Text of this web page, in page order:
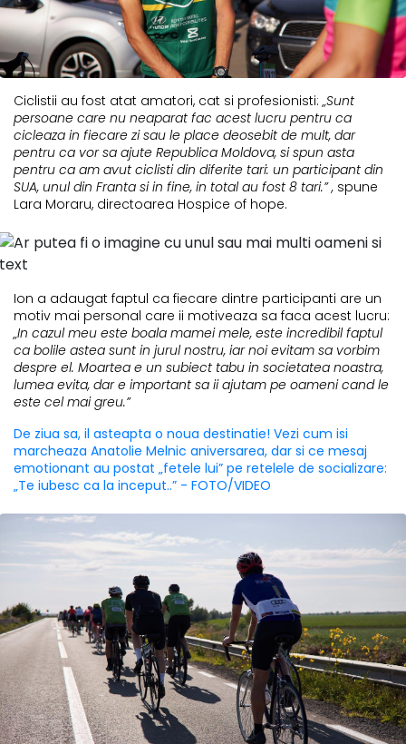
Ciclistii au fost atat amatori, cat si profesionisti: „Sunt
persoane care nu neaparat fac acest lucru pentru ca
cicleaza in fiecare zi sau le place deosebit de mult, dar
pentru ca vor sa ajute Republica Moldova, si spun asta
pentru ca am avut ciclisti din diferite tari: un participant din
SUA, unul din Franta si in fine, in total au fost 8 tari.” , spune
Lara Moraru, directoarea Hospice of hope.
Ion a adaugat faptul ca fiecare dintre participanti are un
motiv mai personal care ii motiveaza sa faca acest lucru:
„In cazul meu este boala mamei mele, este incredibil faptul
ca bolile astea sunt in jurul nostru, iar noi evitam sa vorbim
despre el. Moartea e un subiect tabu in societatea noastra,
lumea evita, dar e important sa ii ajutam pe oameni cand le
este cel mai greu.”
De ziua sa, il asteapta o noua destinatie! Vezi cum isi
marcheaza Anatolie Melnic aniversarea, dar si ce mesaj
emotionant au postat „fetele lui” pe retelele de socializare:
„Te iubesc ca la inceput..” - FOTO/VIDEO